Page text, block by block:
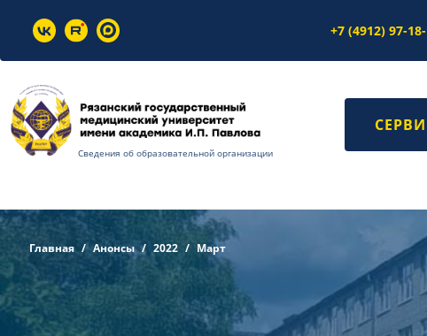
+7 (4912) 97-
Сведения об образовательной организации
Главная Анонсы 2022 Март